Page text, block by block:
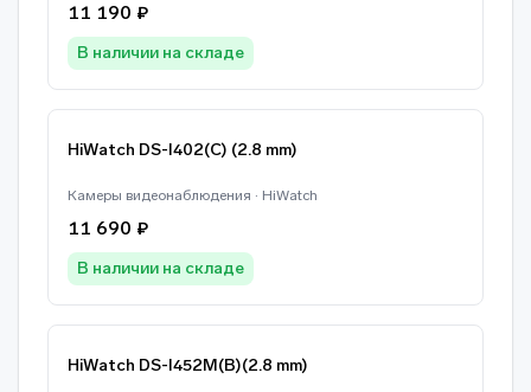
11 190 ₽
В наличии на складе
HiWatch DS-I402(C) (2.8 mm)
Камеры видеонаблюдения · HiWatch
11 690 ₽
В наличии на складе
HiWatch DS-I452M(B)(2.8 mm)